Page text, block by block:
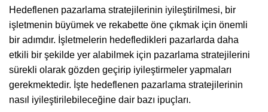
Hedeflenen pazarlama stratejilerinin iyileştirilmesi, bir
işletmenin büyümek ve rekabette öne çıkmak için önemli
bir adımdır. İşletmelerin hedefledikleri pazarlarda daha
etkili bir şekilde yer alabilmek için pazarlama stratejilerini
sürekli olarak gözden geçirip iyileştirmeler yapmaları
gerekmektedir. İşte hedeflenen pazarlama stratejilerinin
nasıl iyileştirilebileceğine dair bazı ipuçları.